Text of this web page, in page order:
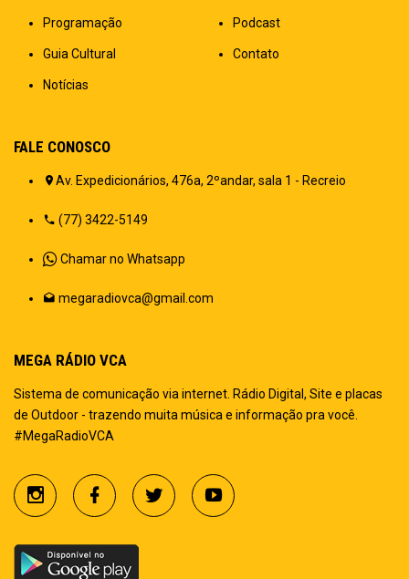
Programação
Guia Cultural
Notícias
Podcast
Contato
FALE CONOSCO
Av. Expedicionários, 476a, 2ºandar, sala 1 - Recreio
(77) 3422-5149
Chamar no Whatsapp
megaradiovca@gmail.com
MEGA RÁDIO VCA
Sistema de comunicação via internet. Rádio Digital, Site e placas
de Outdoor - trazendo muita música e informação pra você.
#MegaRadioVCA